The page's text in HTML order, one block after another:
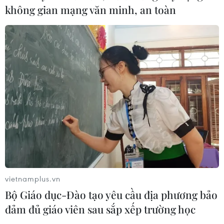
CƠ QUAN CHỦ QUẢN: THÔNG TẤN XÃ VIỆT NAM
Tổng Biên tập: TRẦN TIẾN DUẨN
Phó Tổng Biên tập: NGUYỄN THỊ TÁM, KHÚC THANH
THỦY
Sở hữu trí tuệ
Quy định sử dụng
RSS
Hỗ trợ
Ngôn ngữ
TTXVN
Dịch vụ tin
Quảng cáo
Liên hệ
không gian mạng văn minh, an toàn
vietnamplus.vn
Bộ Giáo dục-Đào tạo yêu cầu địa phương bảo
đảm đủ giáo viên sau sắp xếp trường học